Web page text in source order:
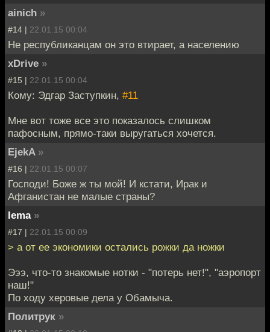
ainich »
#14 | 22.01.15 00:04
Не республиканцам он это втирает, а населению
xDrive »
#15 | 22.01.15 00:04
Кому: Эдгар Заступкин, #11
Мне вот тоже все это показалось слишком
пафосным, прямо-таки выругаться хочется.
EjekA »
#16 | 22.01.15 00:07
Господи! Боже ж ты мой! И кстати, Ирак и
Афганистан не малые страны?
lema »
#17 | 22.01.15 00:09
> а от ее экономики остались рожки да ножки
Эээ, что-то знакомые нотки - "потерь нет!", "аэропорт
наш!"
По ходу херовые дела у Обамыча.
Политрук »